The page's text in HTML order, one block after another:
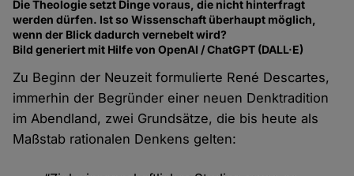
Die Theologie setzt Dinge voraus, die nicht hinterfragt
werden dürfen. Ist so Wissenschaft überhaupt möglich,
wenn der Blick dadurch vernebelt wird?
Bild generiert mit Hilfe von OpenAI / ChatGPT (DALL·E)
Zu Beginn der Neuzeit formulierte René Descartes,
immerhin der Begründer einer neuen Denktradition
im Abendland, zwei Grundsätze, die bis heute als
Maßstab rationalen Denkens gelten: